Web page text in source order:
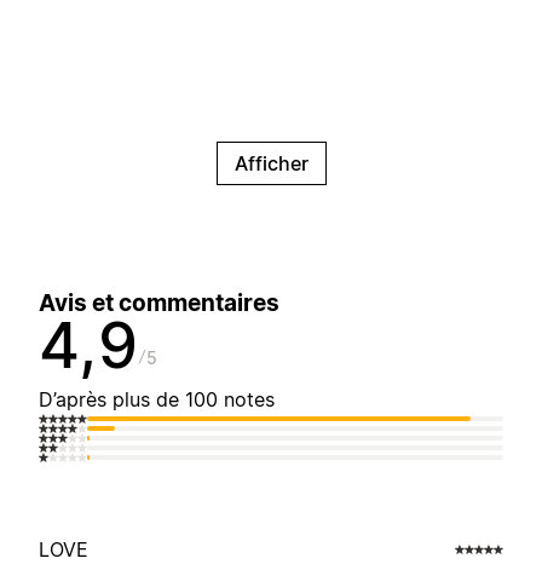
Afficher
Avis et commentaires
4,9 5
D’après plus de 100 notes
LOVE